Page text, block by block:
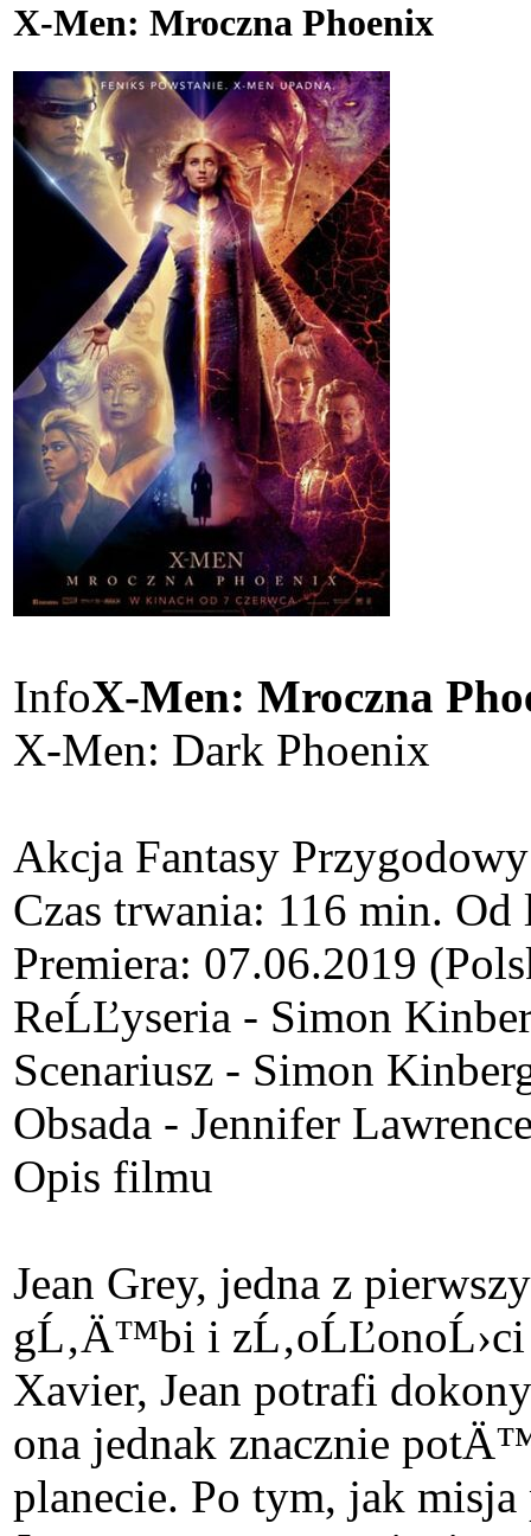
X-Men: Mroczna Phoenix
InfoX-Men: Mroczna
X-Men: Dark Phoenix
Akcja Fantasy Przygodowy
Czas trwania: 116 min.
Premiera: 07.06.2019
ReĹĽyseria - Simon
Scenariusz - Simon
Obsada - Jennifer
Opis filmu
Jean Grey, jedna z
gĹ‚Ä™bi i zĹ‚oĹĽonoĹ›ci
Xavier, Jean potrafi
ona jednak znacznie
planecie. Po tym, jak